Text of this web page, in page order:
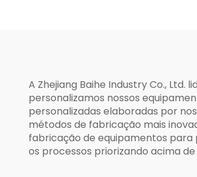
A Zhejiang Baihe Industry Co.,
personalizamos nossos
personalizadas elaboradas por
métodos de fabricação mais
fabricação de equipamentos para
os processos priorizando acima